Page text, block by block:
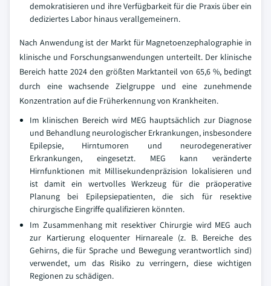
demokratisieren und ihre Verfügbarkeit für die Praxis über ein
dediziertes Labor hinaus verallgemeinern.
Nach Anwendung ist der Markt für Magnetoenzephalographie in
klinische und Forschungsanwendungen unterteilt. Der klinische
Bereich hatte 2024 den größten Marktanteil von 65,6 %, bedingt
durch eine wachsende Zielgruppe und eine zunehmende
Konzentration auf die Früherkennung von Krankheiten.
Im klinischen Bereich wird MEG hauptsächlich zur Diagnose
und Behandlung neurologischer Erkrankungen, insbesondere
Epilepsie, Hirntumoren und neurodegenerativer
Erkrankungen, eingesetzt. MEG kann veränderte
Hirnfunktionen mit Millisekundenpräzision lokalisieren und
ist damit ein wertvolles Werkzeug für die präoperative
Planung bei Epilepsiepatienten, die sich für resektive
chirurgische Eingriffe qualifizieren könnten.
Im Zusammenhang mit resektiver Chirurgie wird MEG auch
zur Kartierung eloquenter Hirnareale (z. B. Bereiche des
Gehirns, die für Sprache und Bewegung verantwortlich sind)
verwendet, um das Risiko zu verringern, diese wichtigen
Regionen zu schädigen.